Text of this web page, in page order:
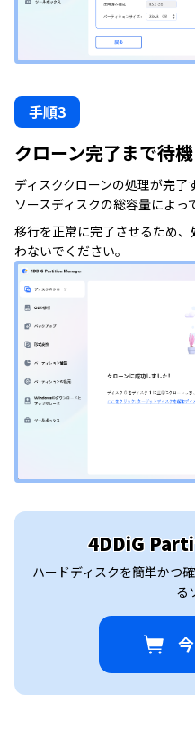
手順3
クローン完了まで待機
ディスククローンの処理が完
ソースディスクの総容量によっ
移行を正常に完了させるため
わないでください。
4DDiG
ハードディスクを簡単かつ
る